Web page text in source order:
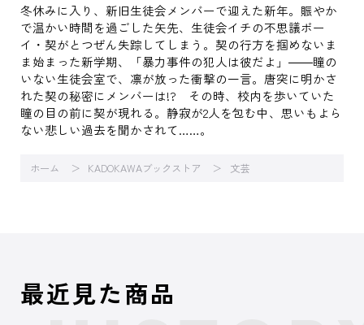
冬休みに入り、新旧生徒会メンバーで迎えた新年。賑やか
で温かい時間を過ごした矢先、生徒会イチの不思議ボー
イ・契がとつぜん失踪してしまう。契の行方を掴めないま
ま始まった新学期、「暴力事件の犯人は彼だよ」――瞳の
いない生徒会室で、凛が放った衝撃の一言。唐突に明かさ
れた契の秘密にメンバーは!? その時、校内を歩いていた
瞳の目の前に契が現れる。静寂が2人を包む中、思いもよら
ない悲しい過去を聞かされて……。
ホーム KADOKAWAブックストア 文芸
最近見た商品